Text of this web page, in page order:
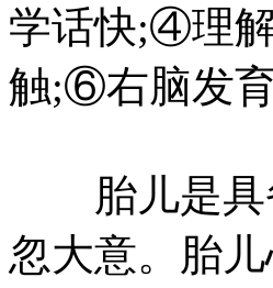
学话快;④理
触;⑥右脑发
胎儿是具
忽大意。胎